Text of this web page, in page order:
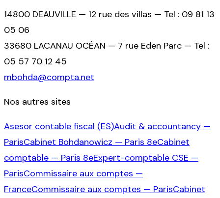
14800 DEAUVILLE — 12 rue des villas — Tel : 09 81 13
05 06
33680 LACANAU OCÉAN — 7 rue Eden Parc — Tel :
05 57 70 12 45
mbohda@compta.net
Nos autres sites
Asesor contable fiscal (ES)Audit & accountancy —
ParisCabinet Bohdanowicz — Paris 8eCabinet
comptable — Paris 8eExpert-comptable CSE —
ParisCommissaire aux comptes —
FranceCommissaire aux comptes — ParisCabinet